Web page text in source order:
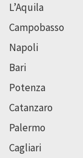
L’Aquila
Campobasso
Napoli
Bari
Potenza
Catanzaro
Palermo
Cagliari